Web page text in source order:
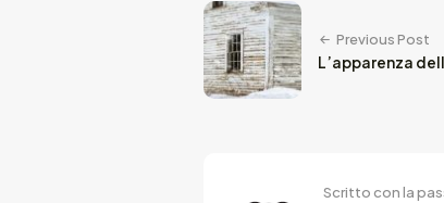
Previous Post
L’apparenza
Scritto con la